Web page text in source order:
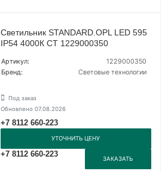
Светильник STANDARD.OPL LED 595
IP54 4000К СТ 1229000350
Артикул:
1229000350
Бренд:
Световые технологии
Под заказ
Обновлено 07.08.2026
+7 8112 660-223
УТОЧНИТЬ ЦЕНУ
+7 8112 660-223
ЗАКАЗАТЬ